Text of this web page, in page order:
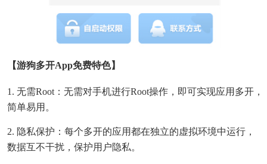
【游狗多开app免费特色】
1. 无需Root：无需对手机进行Root操作，即可实现应用多开，
简单易用。
2. 隐私保护：每个多开的应用都在独立的虚拟环境中运行，
数据互不干扰，保护用户隐私。